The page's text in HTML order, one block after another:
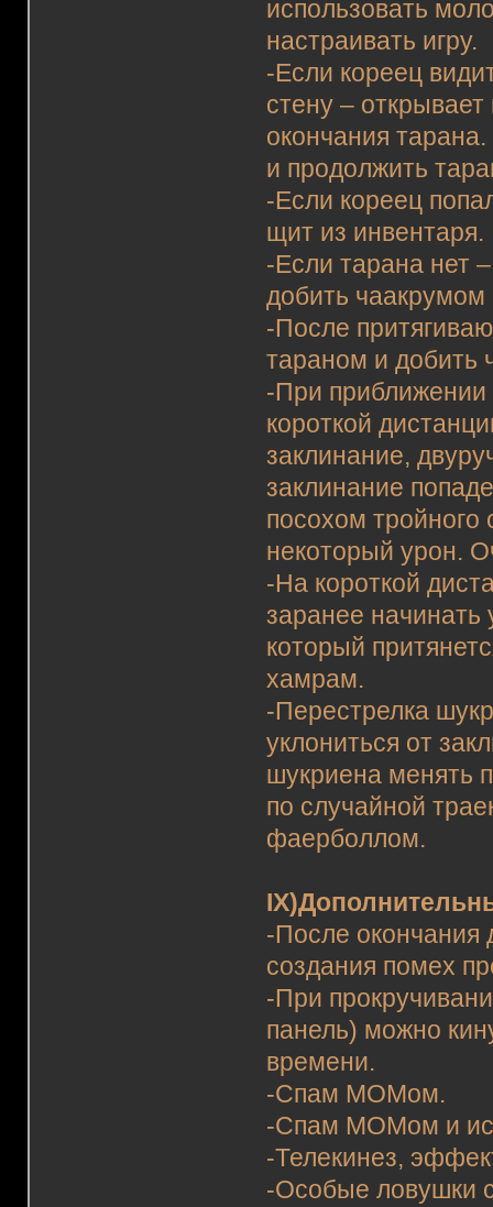
использовать
настраивать игру.
-Если кореец
стену –
окончания
и продолжить
-Если кореец
щит из инвентаря.
-Если тарана нет
добить
-После
тараном и добить
-При приближении
короткой
заклинание,
заклинание
посохом тройного
некоторый урон.
-На короткой
заранее начинать
который
хамрам.
-Перестрелка
уклониться от
шукриена менять
по случайной
фаерболлом.
-После окончания
создания помех
-При
панель) можно
времени.
-Спам МОМом.
-Спам МОМом и
-Телекинез,
-Особые ловушки